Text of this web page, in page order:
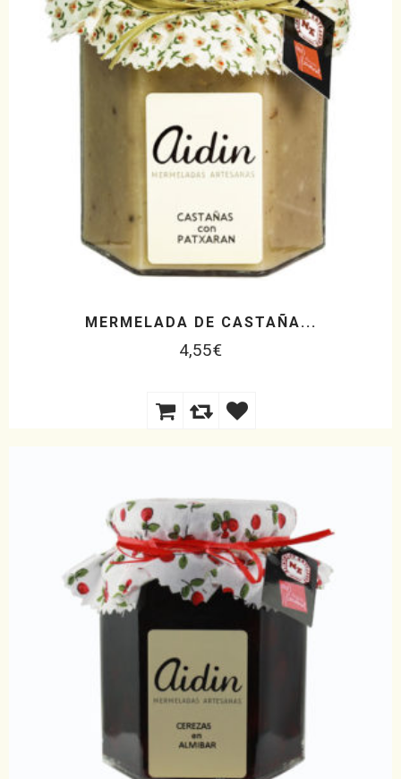
MERMELADA DE CASTAÑA...
4,55€